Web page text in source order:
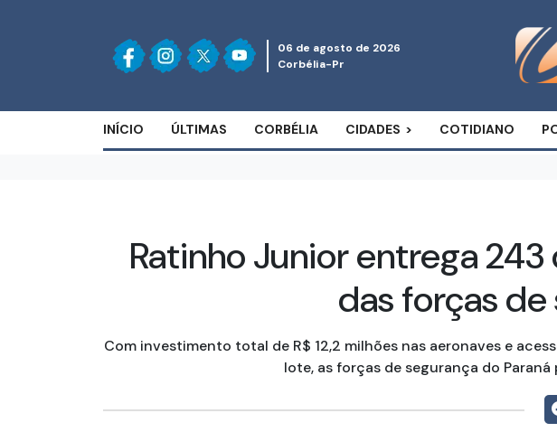
06 de agosto de 2026
Corbélia-Pr
INÍCIO ÚLTIMAS CORBÉLIA CIDADES COTIDIANO
Ratinho Junior entrega
das forças de
Com investimento total de R$ 12,2 milhões nas aeronaves e
lote, as forças de segurança do